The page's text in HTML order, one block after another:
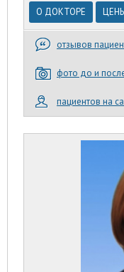
О ДОКТОРЕ
отзывов
фото до и
пациентов на